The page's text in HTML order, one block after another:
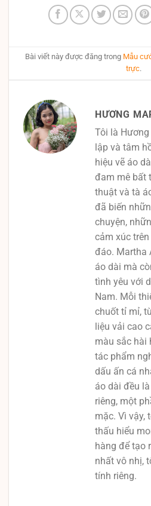
Bài viết này được đăng trong Mẫu
trực.
HƯƠNG
Tôi là
lập và tâm
hiệu vẽ áo
đam mê bất
thuật và tà
đã biến
chuyện,
cảm xúc
đáo. Martha
áo dài mà
tình yêu với
Nam. Mỗi
chuốt tỉ mỉ,
liệu vải cao
màu sắc hài
tác phẩm
dấu ấn cá
áo dài đều
riêng, một
mặc. Vì vậy,
thấu hiểu
hàng để tạo
nhất vô nhị,
tính riêng.